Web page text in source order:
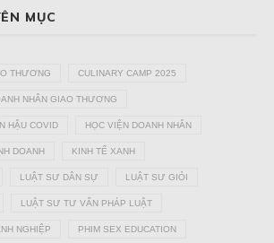
MỤC
THƯƠNG CULINARY CAMP 2025
NHÂN GIAO THƯƠNG
HẬU COVID HỌC VIỆN DOANH NHÂN
DOANH KINH TẾ XANH
LUẬT SƯ DÂN SỰ LUẬT SƯ GIỎI
LUẬT SƯ TƯ VẤN PHÁP LUẬT
NGHIỆP PHIM SEX EDUCATION